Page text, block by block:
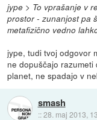
jype > To vprašanje v
prostor - zunanjost pa
metafizično vedno
jype, tudi tvoj odgovor
ne dopuščajo
planet, ne spadajo v
smash
::28. maj 2013,